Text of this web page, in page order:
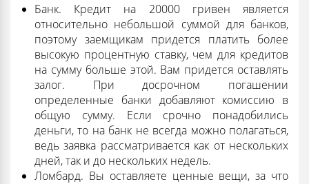
Банк. Кредит на 20000 гривен является
относительно небольшой суммой для банков,
поэтому заемщикам придется платить более
высокую процентную ставку, чем для кредитов
на сумму больше этой. Вам придется оставлять
залог. При досрочном погашении
определенные банки добавляют комиссию в
общую сумму. Если срочно понадобились
деньги, то на банк не всегда можно полагаться,
ведь заявка рассматривается как от нескольких
дней, так и до нескольких недель.
Ломбард. Вы оставляете ценные вещи, за что